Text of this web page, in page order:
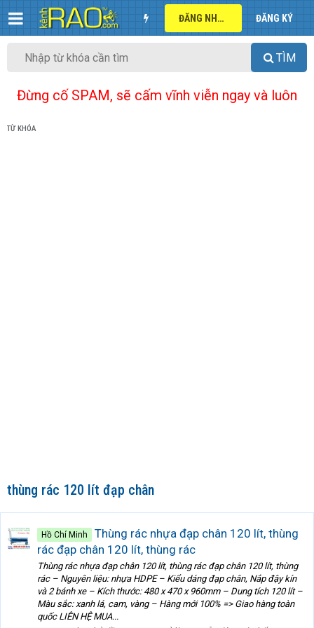
ĐĂNG NHẬP ĐĂNG KÝ
TÌM
Đừng cố SPAM, sẽ cấm vĩnh viễn ngay và luôn
TỪ KHÓA
thùng rác 120 lít đạp chân
Hồ Chí Minh
Thùng rác nhựa đạp chân 120 lít, thùng
rác đạp chân 120 lít, thùng rác
Thùng rác nhựa đạp chân 120 lít, thùng rác đạp chân 120 lít, thùng
rác – Nguyên liệu: nhựa HDPE – Kiểu dáng đạp chân, Nắp đậy kín
và 2 bánh xe – Kích thước: 480 x 470 x 960mm – Dung tích 120 lít –
Màu sắc: xanh lá, cam, vàng – Hàng mới 100% => Giao hàng toàn
quốc LIÊN HỆ MUA...